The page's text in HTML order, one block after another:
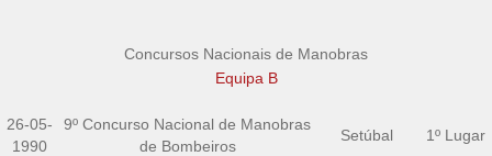
Concursos Nacionais de Manobras
Equipa B
26-05-
1990
9º Concurso Nacional de Manobras
de Bombeiros
Setúbal
1º Lugar